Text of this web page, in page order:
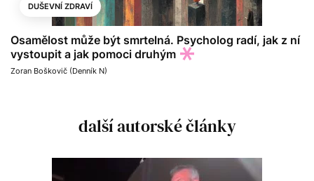
DUŠEVNÍ ZDRAVÍ
Osamělost může být smrtelná. Psycholog radí, jak z ní
vystoupit a jak pomoci druhým
Zoran Boškovič (Denník N)
další autorské články